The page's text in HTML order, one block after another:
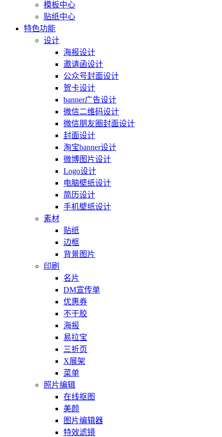
模板中心
贴纸中心
特色功能
设计
海报设计
邀请函设计
公众号封面设计
贺卡设计
banner广告设计
微信二维码设计
微信朋友圈封面设计
封面设计
淘宝banner设计
微博图片设计
Logo设计
电脑壁纸设计
简历设计
手机壁纸设计
素材
贴纸
边框
背景图片
印刷
名片
DM宣传单
优惠券
不干胶
海报
易拉宝
三折页
X展架
菜单
照片编辑
在线抠图
美颜
图片编辑器
特效滤镜